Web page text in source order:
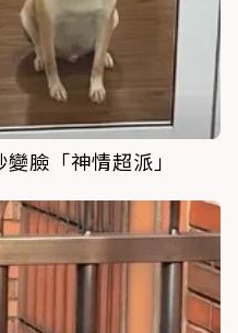
臉「神情超派」